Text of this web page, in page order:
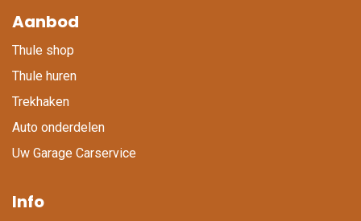
Aanbod
Thule shop
Thule huren
Trekhaken
Auto onderdelen
Uw Garage Carservice
Info